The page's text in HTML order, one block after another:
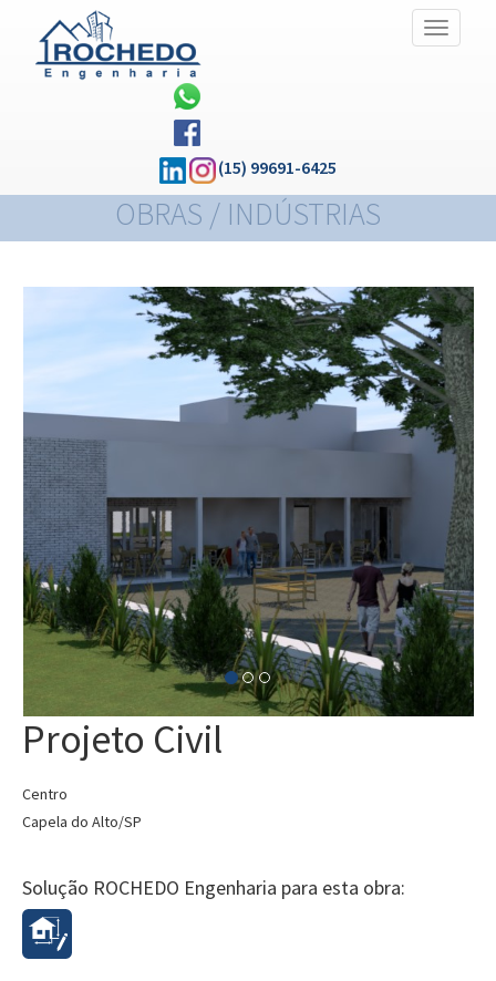
Alternar
(15) 99691-6425
OBRAS / INDÚSTRIAS
Projeto Civil
Centro
Capela do Alto/SP
Solução ROCHEDO Engenharia para esta obra: